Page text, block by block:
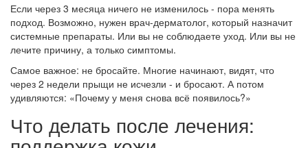
Если через 3 месяца ничего не изменилось - пора менять
подход. Возможно, нужен врач-дерматолог, который назначит
системные препараты. Или вы не соблюдаете уход. Или вы не
лечите причину, а только симптомы.
Самое важное: не бросайте. Многие начинают, видят, что
через 2 недели прыщи не исчезли - и бросают. А потом
удивляются: «Почему у меня снова всё появилось?»
Что делать после лечения: